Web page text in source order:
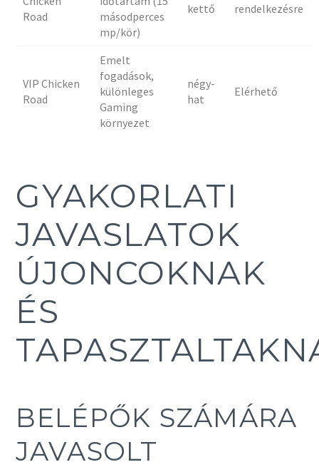
Road
másodperces
mp/kör)
kettő
rendelkezésre
VIP Chicken
Road
Emelt
fogadások,
különleges
Gaming
környezet
négy-
hat
Elérhető
GYAKORLATI
JAVASLATOK
ÚJONCOKNAK
ÉS
BELÉPŐK SZÁMÁRA
JAVASOLT